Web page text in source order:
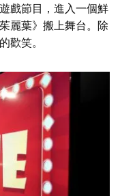
戲節目，進入一個鮮
麗葉》搬上舞台。除
歡笑。